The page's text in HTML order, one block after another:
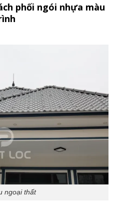
phối ngói nhựa màu
ngoại thất